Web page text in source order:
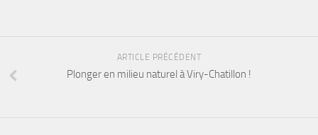
ARTICLE PRÉCÉDENT
Plonger en milieu naturel à Viry-Chatillon !